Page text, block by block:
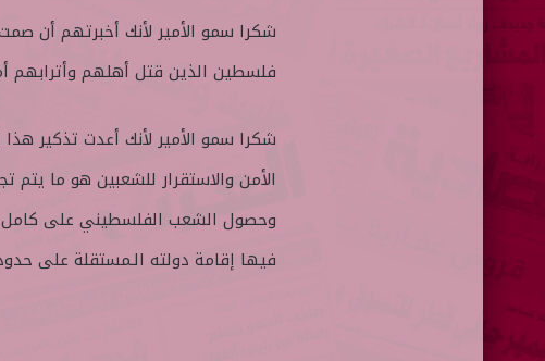
شكرا سمو الأمير لأنك أخبرتهم أن
فلسطين الذين قتل أهلهم وأترابهم
شكرا سمو الأمير لأنك أعدت تذكير
الأمن والاستقرار للشعبين هو ما يتم
وحصول الشعب الفلسطيني على كامل
فيها إقامة دولته الـمستقلة على حدود عام 1967 وعاصمتها